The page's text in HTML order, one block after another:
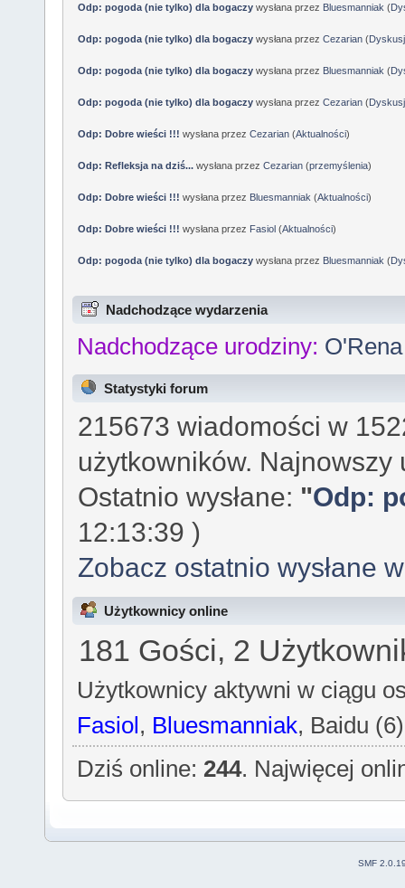
Odp: pogoda (nie tylko) dla bogaczywysłana przez Bluesmanniak (
Odp: pogoda (nie tylko) dla bogaczywysłana przez Cezarian(
Odp: pogoda (nie tylko) dla bogaczywysłana przez Bluesmanniak (
Odp: pogoda (nie tylko) dla bogaczywysłana przez Cezarian(
Odp: Dobre wieści !!! wysłana przez Cezarian(Aktualności)
Odp: Refleksja na dziś...wysłana przez Cezarian(przemyślenia)
Odp: Dobre wieści !!! wysłana przez Bluesmanniak (Aktualności)
Odp: Dobre wieści !!! wysłana przez Fasiol(Aktualności)
Odp: pogoda (nie tylko) dla bogaczywysłana przez Bluesmanniak (
Nadchodzące wydarzenia
Nadchodzące urodziny:
Statystyki forum
215673 wiadomości w
użytkowników.
Ostatnio wysłane: "Odp:
12:13:39 )
Zobacz ostatnio wysłane
Użytkownicy online
181 Gości, 2
Użytkownicy aktywni w ciągu
Fasiol, Bluesmanniak, Baidu (6)
Dziś online: 244. Najwięcej
SMF